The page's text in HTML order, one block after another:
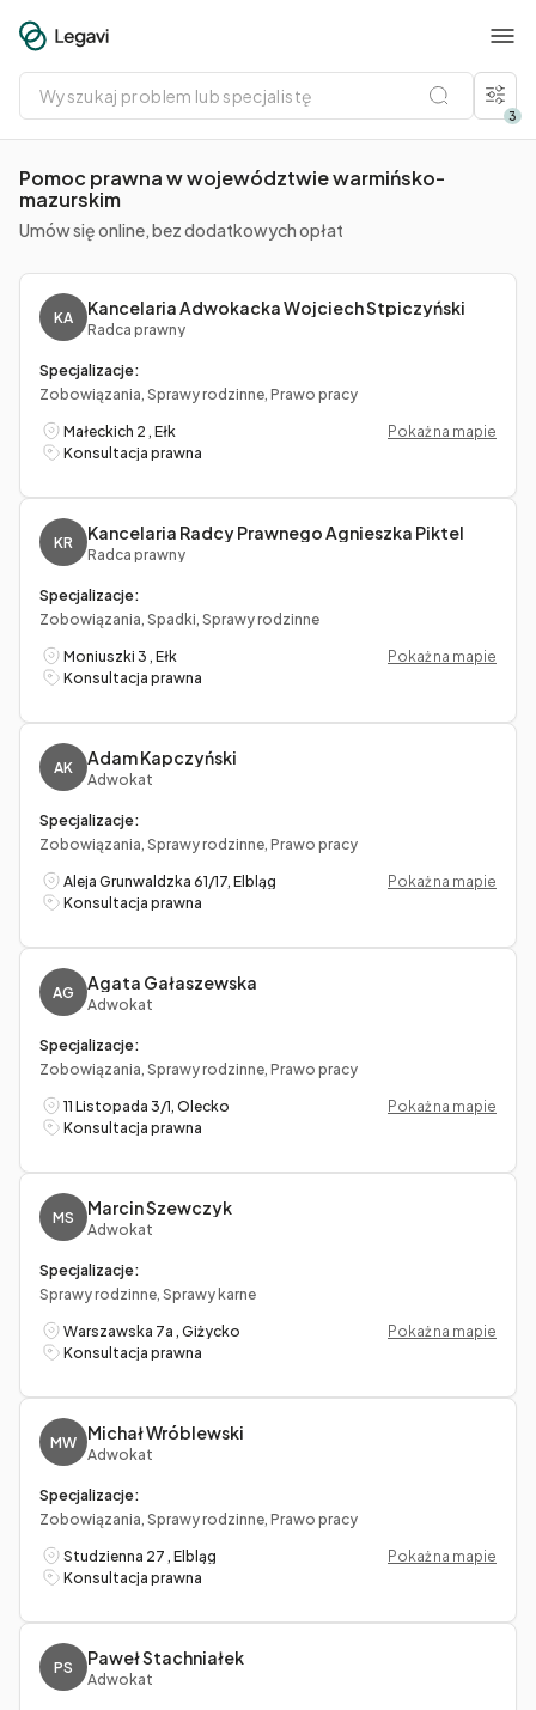
Wyszukaj
problem
lub
specjalistę
3
Pomoc prawna w województwie warmińsko-
mazurskim
Umów się online, bez dodatkowych opłat
KA Kancelaria Adwokacka Wojciech Stpiczyński
Radca prawny
Specjalizacje:
Zobowiązania, Sprawy rodzinne, Prawo pracy
Małeckich 2 , Ełk
Pokaż na mapie
Konsultacja prawna
KR Kancelaria Radcy Prawnego Agnieszka Piktel
Radca prawny
Specjalizacje:
Zobowiązania, Spadki, Sprawy rodzinne
Moniuszki 3 , Ełk
Pokaż na mapie
Konsultacja prawna
AK Adam Kapczyński
Adwokat
Specjalizacje:
Zobowiązania, Sprawy rodzinne, Prawo pracy
Aleja Grunwaldzka 61/17, Elbląg
Pokaż na mapie
Konsultacja prawna
AG Agata Gałaszewska
Adwokat
Specjalizacje:
Zobowiązania, Sprawy rodzinne, Prawo pracy
11 Listopada 3/1, Olecko
Pokaż na mapie
Konsultacja prawna
MS Marcin Szewczyk
Adwokat
Specjalizacje:
Sprawy rodzinne, Sprawy karne
Warszawska 7a , Giżycko
Pokaż na mapie
Konsultacja prawna
MW Michał Wróblewski
Adwokat
Specjalizacje:
Zobowiązania, Sprawy rodzinne, Prawo pracy
Studzienna 27 , Elbląg
Pokaż na mapie
Konsultacja prawna
PS Paweł Stachniałek
Adwokat